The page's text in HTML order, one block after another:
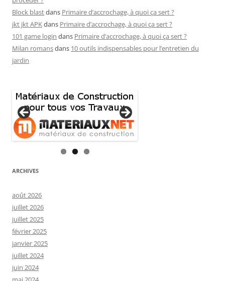
Block blastdans Primaire d’accrochage, à quoi ça sert ?
jkt jkt APKdans Primaire d’accrochage, à quoi ça sert ?
101 game login dans Primaire d’accrochage, à quoi ça sert ?
Milan romansdans 10 outils indispensables pour l’entretien du
jardin
ARCHIVES
août 2026
juillet 2026
juillet 2025
février 2025
janvier 2025
juillet 2024
juin 2024